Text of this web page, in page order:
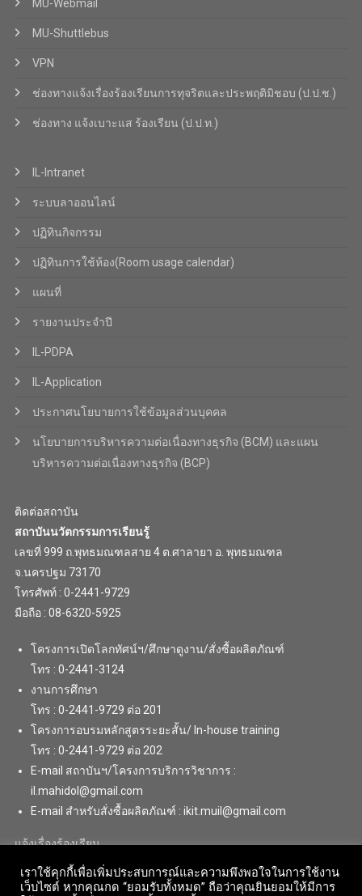
MU-Webmail
MU-Shuttlebus
VPN
ช่องทางแจ้งเรื่องร้องเรียนการทุจริตและประพฤติมิชอบ (ป.ป.ช.)
ช่องทาง แจ้งเบาะแส ร้องเรียน (ป.ป.ท.)
IL-Intranet
ระบบลาออนไลน์
ปฏิทินกิจกรรม
ปฏิทินการใช้ห้อง(Room usage calendar)
แผนที่
รายงานประจำปี
IL-PDPA
IL-Application
ประกาศนโยบายการใช้ข้อมูลส่วนบุคคล
นโยบายการบริหารความต่อเนื่องทางธุรกิจ (BCM) และแผน
บริหารความต่อเนื่องทางธุรกิจ (BCP)
ติดต่อสถาบัน
สถาบันนวัตกรรมการเรียนรู้
เลขที่ 999 ถ.พุทธมณฑลสาย 4 ต.ศาลายา อ. พุทธมณฑล
จ.นครปฐม 73170
โทรศัพท์ : 0-2441-9729
มือถือ : 08-6320-5925
โครงการเปิดโลกทัศน์ฯ/ศึกษาดูงาน/สั่งซื้อผลิตภัณฑ์
โทร : 0-2441-3124
งานการศึกษา
โทร : 0-2441-9729 ต่อ 201
โครงการอบรมหลักสูตรระยะสั้น/ In-house training
โทร : 0-2441-9729 ต่อ 202
E-mail สถาบันฯ/โครงการบริการวิชาการ :
il.mahidol@gmail.com
E-mail สำหรับสั่งซื้อผลิตภัณฑ์ : ikit.muil@gmail.com
แจ้งเรื่องร้องเรียน
เราใช้คุกกี้เพื่อเพิ่มประสบการณ์และความพึงพอใจในการใช้งาน
เว็บไซต์ หากคุณกด “ยอมรับทั้งหมด” ถือว่าคุณยินยอมให้มีการ